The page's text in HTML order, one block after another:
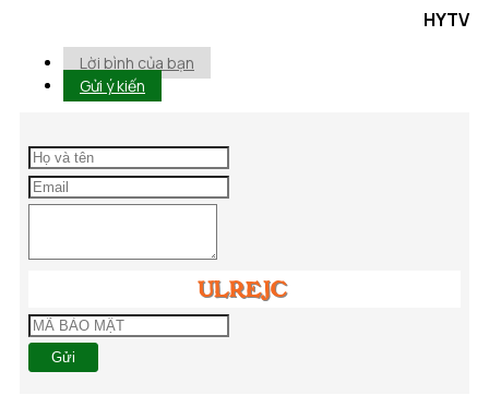
HYTV
Lời bình của bạn
Gửi ý kiến
Gửi